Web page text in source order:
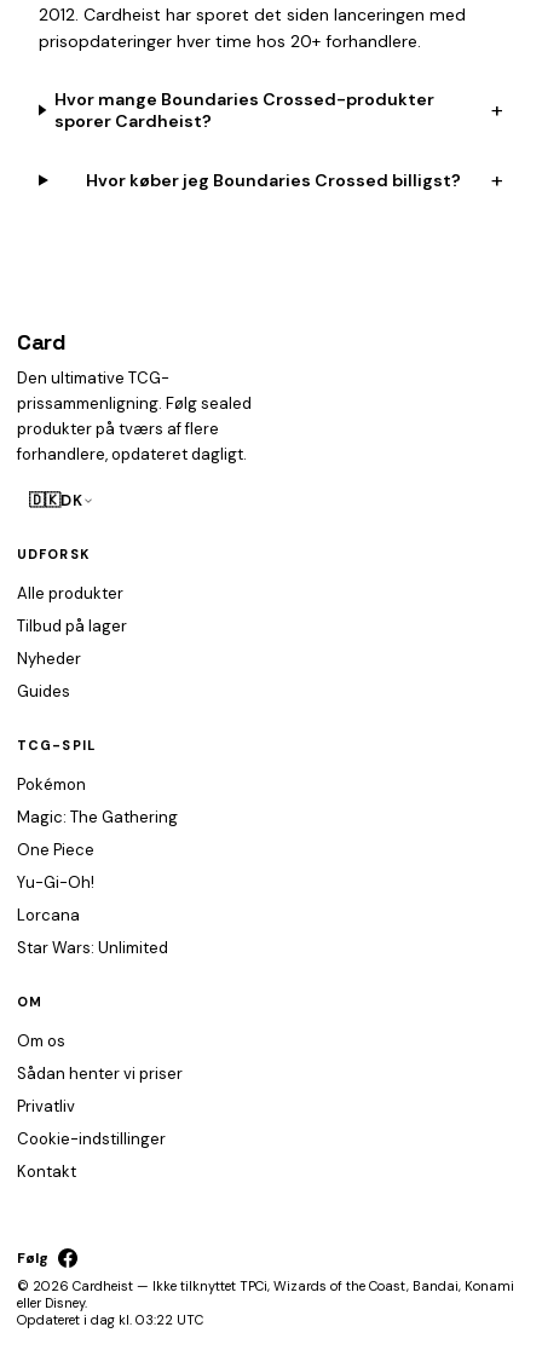
2012. Cardheist har sporet det siden lanceringen med
prisopdateringer hver time hos 20+ forhandlere.
Hvor mange Boundaries Crossed-produkter
sporer Cardheist?
+
Hvor køber jeg Boundaries Crossed billigst? +
Card
Den ultimative TCG-
prissammenligning. Følg sealed
produkter på tværs af flere
forhandlere, opdateret dagligt.
🇩🇰DK
UDFORSK
Alle produkter
Tilbud på lager
Nyheder
Guides
TCG-SPIL
Pokémon
Magic: The Gathering
One Piece
Yu-Gi-Oh!
Lorcana
Star Wars: Unlimited
OM
Om os
Sådan henter vi priser
Privatliv
Cookie-indstillinger
Kontakt
Følg
© 2026 Cardheist — Ikke tilknyttet TPCi, Wizards of the Coast, Bandai, Konami
eller Disney.
Opdateret i dag kl. 03:22 UTC